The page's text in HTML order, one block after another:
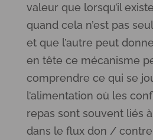
valeur que lorsqu’il
quand cela n’est pas
et que l’autre peut
en tête ce mécanisme
comprendre ce qui se
l’alimentation où les
repas sont souvent liés
dans le flux don /